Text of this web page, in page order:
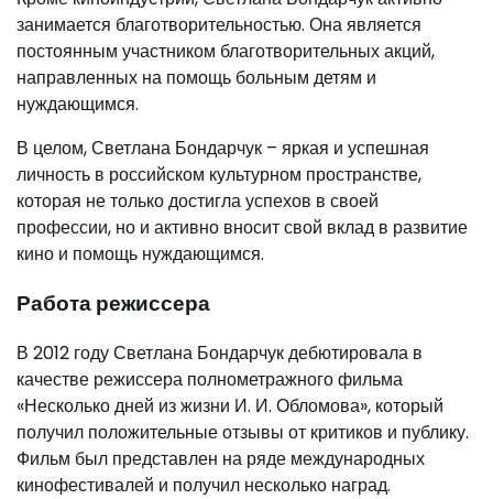
занимается благотворительностью. Она является
постоянным участником благотворительных акций,
направленных на помощь больным детям и
нуждающимся.
В целом, Светлана Бондарчук – яркая и успешная
личность в российском культурном пространстве,
которая не только достигла успехов в своей
профессии, но и активно вносит свой вклад в развитие
кино и помощь нуждающимся.
Работа режиссера
В 2012 году Светлана Бондарчук дебютировала в
качестве режиссера полнометражного фильма
«Несколько дней из жизни И. И. Обломова», который
получил положительные отзывы от критиков и публику.
Фильм был представлен на ряде международных
кинофестивалей и получил несколько наград.